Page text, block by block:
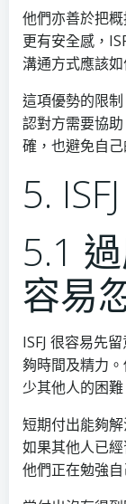
他們亦善於把
更有安全感，
溝通方式應該如
這項優勢的限
認對方需要協
確，也避免自
5.
5.1
容易
ISFJ 很容易先
夠時間及精力
少其他人的困
短期付出能夠
如果其他人已
他們正在勉強自